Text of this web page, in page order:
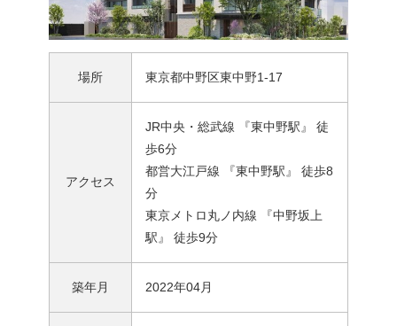
場所 東京都中野区東中野1-17
アクセス
JR中央・総武線 『東中野駅』 徒
歩6分
都営大江戸線 『東中野駅』 徒歩8
分
東京メトロ丸ノ内線 『中野坂上
駅』 徒歩9分
築年月 2022年04月